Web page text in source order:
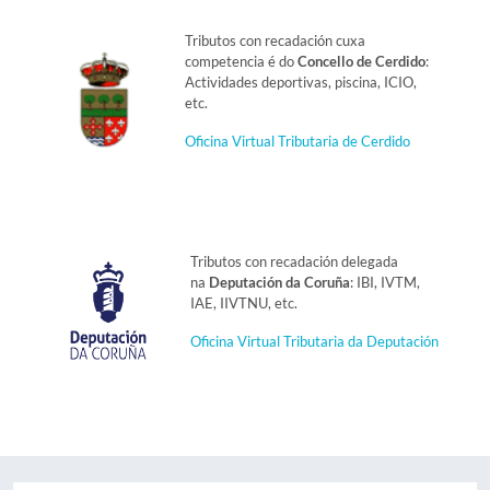
Tributos con recadación cuxa
competencia é doConcello de Cerdido:
Actividades deportivas, piscina, ICIO,
etc.
Oficina Virtual Tributaria de Cerdido
Tributos con recadación delegada
na Deputación da Coruña: IBI, IVTM,
IAE, IIVTNU, etc.
Oficina Virtual Tributaria da Deputación